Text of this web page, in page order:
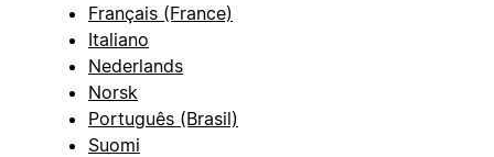
Français (France)
Italiano
Nederlands
Norsk
Português (Brasil)
Suomi